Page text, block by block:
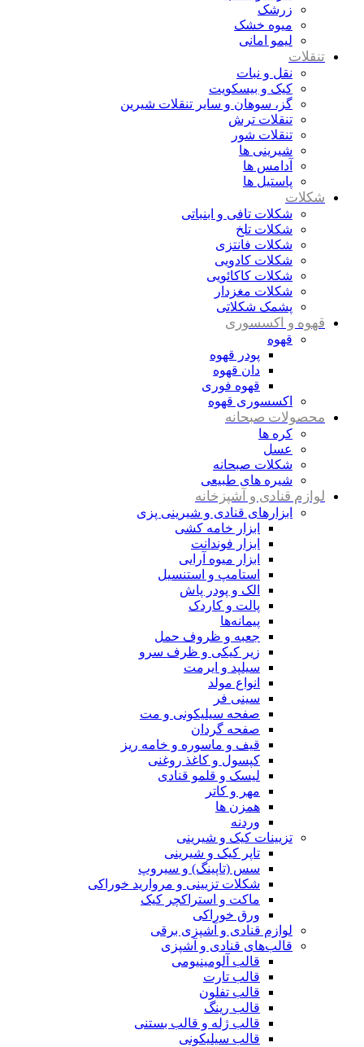
زرشک
میوه خشک
لیمو امانی
تنقلات
نقل و نبات
کیک و بیسکویت
گز، سوهان و سایر تنقلات شیرین
تنقلات ترش
تنقلات شور
شیرینی ها
آدامس ها
پاستیل ها
شکلات
شکلات تافی و ابنباتی
شکلات تلخ
شکلات فانتزی
شکلات کادویی
شکلات کاکائویی
شکلات مغزدار
پشمک شکلاتی
قهوه و اکسسوری
قهوه
پودر قهوه
دان قهوه
قهوه فوری
اکسسوری قهوه
محصولات صبحانه
کره ها
عسل
شکلات صبحانه
شیره های طبیعی
لوازم قنادی و آشپزخانه
ابزارهای قنادی و شیرینی پزی
ابزار خامه کشی
ابزار فوندانت
ابزار میوه آرایی
استامپ و استنسیل
الک و پودر پاش
پالت و کاردک
پیمانه‌ها
جعبه و ظروف حمل
زیر کیکی و ظرف سرو
سیلپد و ایرمت
انواع مولد
سینی فر
صفحه سیلیکونی و مت
صفحه گردان
قیف و ماسوره و خامه ریز
کپسول و کاغذ روغنی
لیسک و قلمو قنادی
مهر و کاتر
همزن ها
وردنه
تزیینات کیک و شیرینی
تاپر کیک و شیرینی
سس (تاپینگ) و سیروپ
شکلات تزیینی و مروارید خوراکی
ماکت و استراکچر کیک
ورق خوراکی
لوازم قنادی و آشپزی برقی
قالب‌های قنادی و آشپزی
قالب آلومینیومی
قالب تارت
قالب تفلون
قالب رینگ
قالب ژله و قالب بستنی
قالب سیلیکونی